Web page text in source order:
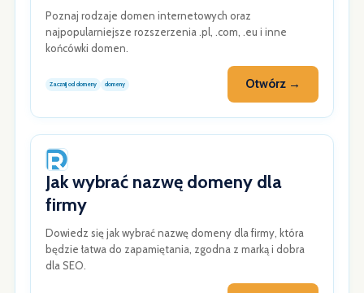
Poznaj rodzaje domen internetowych oraz
najpopularniejsze rozszerzenia .pl, .com, .eu i inne
końcówki domen.
Zacznij od domeny domeny Otwórz →
Jak wybrać nazwę domeny dla
firmy
Dowiedz się jak wybrać nazwę domeny dla firmy, która
będzie łatwa do zapamiętania, zgodna z marką i dobra
dla SEO.